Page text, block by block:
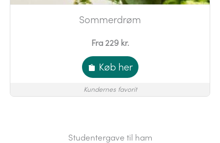
Sommerdrøm
Fra 229 kr.
Køb her
Kundernes favorit
Studentergave til ham